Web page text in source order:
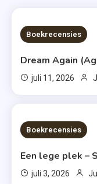
6 MINS READ
Boekrecensies
Dream Again
juli 11, 2026
6 MINS READ
Boekrecensies
Een lege plek –
juli 3, 2026